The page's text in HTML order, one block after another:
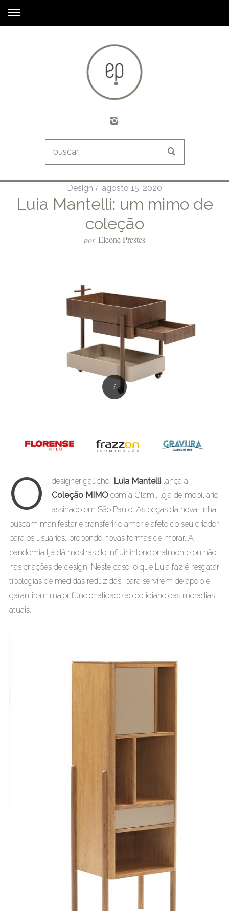
Design agosto 15, 2020
Luia Mantelli: um mimo de
coleção
por Eleone Prestes
O designer gaúcho Luia Mantelli lança a
Coleção MIMO com a Clami, loja de mobiliário
assinado em São Paulo. As peças da nova linha
buscam manifestar e transferir o amor e afeto do seu criador
para os usuários, propondo novas formas de morar. A
pandemia tjá dá mostras de influir intencionalmente ou não
nas criações de design. Neste caso, o que Luia faz é resgatar
tipologias de medidas reduzidas, para servirem de apoio e
garantirem maior funcionalidade ao cotidiano das moradias
atuais.